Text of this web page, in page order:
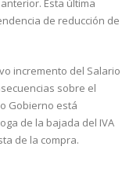
Esta última
de reducción de
incremento del Salario
sobre el
Gobierno está
de la bajada del IVA
de la compra.